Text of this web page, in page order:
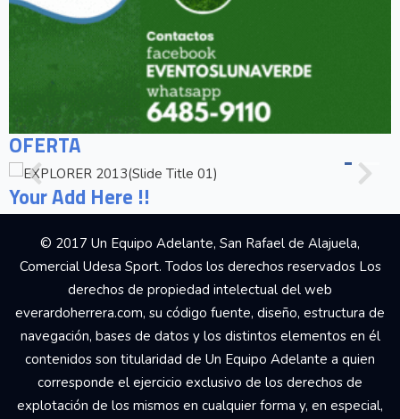
OFERTA
Your Add Here !!
© 2017 Un Equipo Adelante, San Rafael de Alajuela,
Comercial Udesa Sport. Todos los derechos reservados Los
derechos de propiedad intelectual del web
everardoherrera.com, su código fuente, diseño, estructura de
navegación, bases de datos y los distintos elementos en él
contenidos son titularidad de Un Equipo Adelante a quien
corresponde el ejercicio exclusivo de los derechos de
explotación de los mismos en cualquier forma y, en especial,